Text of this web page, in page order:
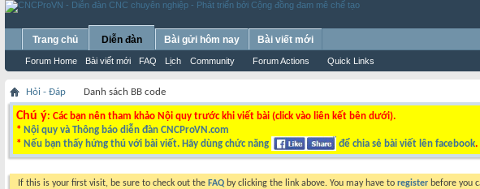
Trang chủ Diễn đàn
Forum Home Bài viết mới FAQ Lịch Community Forum Actions Quick Links
Bài gửi hôm nay Bài viết mới
Hỏi - Đáp Danh sách BB code
Chú ý: Các bạn nên tham khảo Nội quy trước khi viết bài (click vào liên kết bên dưới).
* Nội quy và Thông báo diễn đàn CNCProVN.com
* Nếu bạn thấy hứng thú với bài viết. Hãy dùng chức năng để chia sẻ bài viết lên facebook.
If this is your first visit, be sure to check out the FAQ by clicking the link above. You may have to register before you